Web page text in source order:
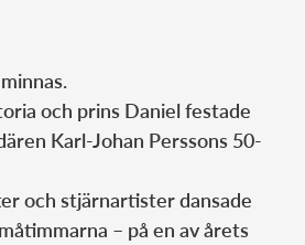
och prins Daniel festade
Karl-Johan Perssons 50-
och stjärnartister dansade
– på en av årets